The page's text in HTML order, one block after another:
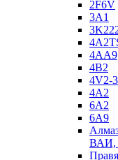
2F6V
3A1
4AA9
4B2
4V2-
4А2
6A2
6A9
ВАИ,